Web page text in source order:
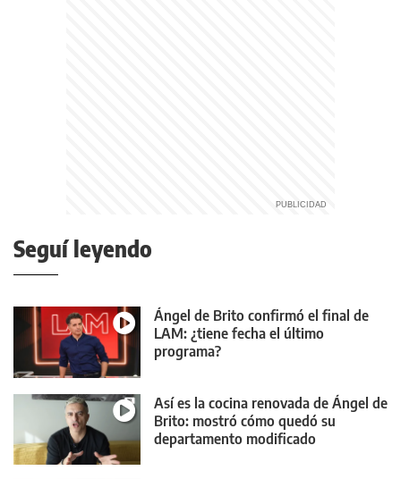
Seguí leyendo
Ángel de Brito confirmó el final de
LAM: ¿tiene fecha el último
programa?
Así es la cocina renovada de Ángel de
Brito: mostró cómo quedó su
departamento modificado